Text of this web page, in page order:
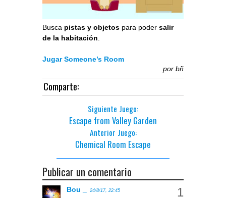
Busca pistas y objetos para poder salir
de la habitación
Jugar Someone’s Room
por bñ
Comparte:
Siguiente Juego:
Escape from Valley Garden
Anterior Juego:
Chemical Room Escape
Publicar un comentario
Bou _ 24/8/17, 22:45